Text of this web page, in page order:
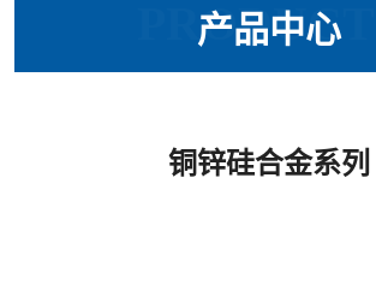
产品中心
PRODUCTS
铜锌硅合金系列